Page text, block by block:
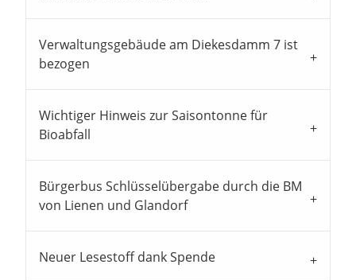
Verwaltungsgebäude am Diekesdamm 7 ist
bezogen
Wichtiger Hinweis zur Saisontonne für
Bioabfall
Bürgerbus Schlüsselübergabe durch die BM
von Lienen und Glandorf
Neuer Lesestoff dank Spende